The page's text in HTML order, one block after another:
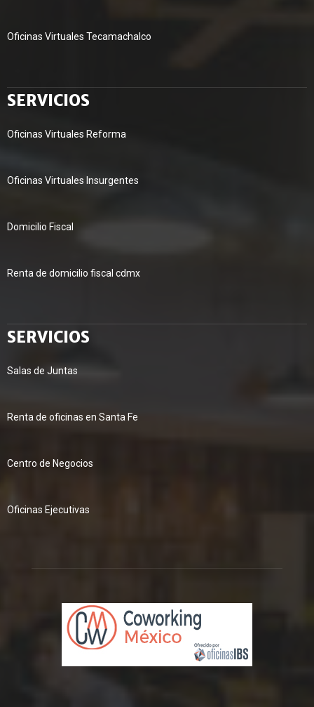
Oficinas Virtuales Tecamachalco
SERVICIOS
Oficinas Virtuales Reforma
Oficinas Virtuales Insurgentes
Domicilio Fiscal
Renta de domicilio fiscal cdmx
SERVICIOS
Salas de Juntas
Renta de oficinas en Santa Fe
Centro de Negocios
Oficinas Ejecutivas